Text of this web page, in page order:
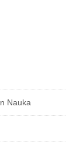
Nauka